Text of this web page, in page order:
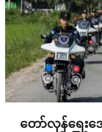
တော်လှန်ရေးအ